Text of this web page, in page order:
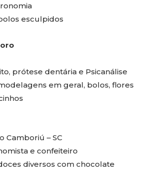
esculpidos
prótese dentária e Psicanálise
em geral, bolos, flores
Camboriú – SC
e confeiteiro
diversos com chocolate